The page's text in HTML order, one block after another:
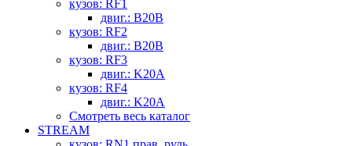
кузов: RF1
двиг.: B20B
кузов: RF2
двиг.: B20B
кузов: RF3
двиг.: K20A
кузов: RF4
двиг.: K20A
Смотреть весь каталог
STREAM